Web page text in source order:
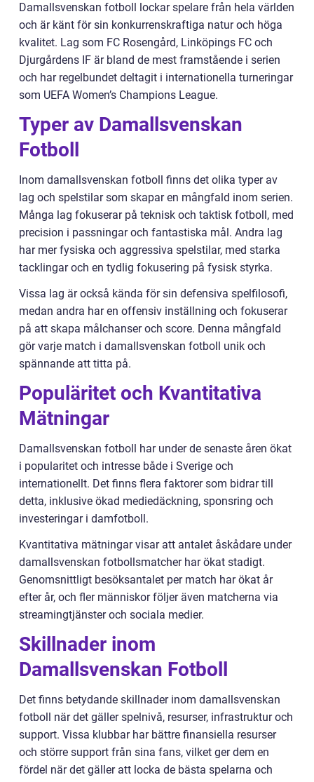
Damallsvenskan fotboll lockar spelare från hela världen
och är känt för sin konkurrenskraftiga natur och höga
kvalitet. Lag som FC Rosengård, Linköpings FC och
Djurgårdens IF är bland de mest framstående i serien
och har regelbundet deltagit i internationella turneringar
som UEFA Women’s Champions League.
Typer av Damallsvenskan
Fotboll
Inom damallsvenskan fotboll finns det olika typer av
lag och spelstilar som skapar en mångfald inom serien.
Många lag fokuserar på teknisk och taktisk fotboll, med
precision i passningar och fantastiska mål. Andra lag
har mer fysiska och aggressiva spelstilar, med starka
tacklingar och en tydlig fokusering på fysisk styrka.
Vissa lag är också kända för sin defensiva spelfilosofi,
medan andra har en offensiv inställning och fokuserar
på att skapa målchanser och score. Denna mångfald
gör varje match i damallsvenskan fotboll unik och
spännande att titta på.
Populäritet och Kvantitativa
Mätningar
Damallsvenskan fotboll har under de senaste åren ökat
i popularitet och intresse både i Sverige och
internationellt. Det finns flera faktorer som bidrar till
detta, inklusive ökad mediedäckning, sponsring och
investeringar i damfotboll.
Kvantitativa mätningar visar att antalet åskådare under
damallsvenskan fotbollsmatcher har ökat stadigt.
Genomsnittligt besöksantalet per match har ökat år
efter år, och fler människor följer även matcherna via
streamingtjänster och sociala medier.
Skillnader inom
Damallsvenskan Fotboll
Det finns betydande skillnader inom damallsvenskan
fotboll när det gäller spelnivå, resurser, infrastruktur och
support. Vissa klubbar har bättre finansiella resurser
och större support från sina fans, vilket ger dem en
fördel när det gäller att locka de bästa spelarna och